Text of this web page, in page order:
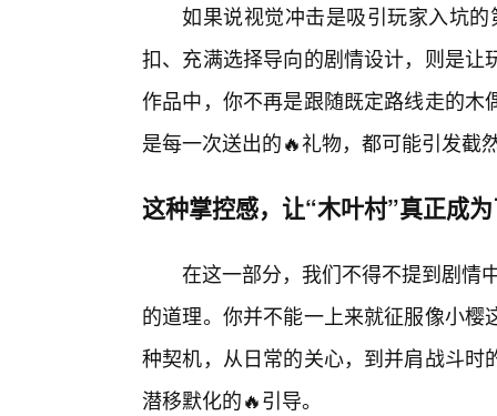
如果说视觉冲击是吸引玩家入坑
扣、充满选择导向的剧情设计，则是
作品中，你不再是跟随既定路线走的
是每一次送出的🔥礼物，都可能引发截
这种掌控感，让“木叶村”真正成
在这一部分，我们不得不提到剧情
的道理。你并不能一上来就征服像小
种契机，从日常的关心，到并肩战斗
潜移默化的🔥引导。